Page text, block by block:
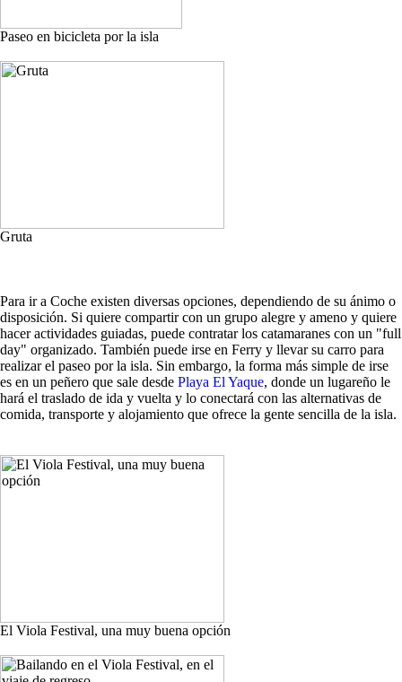
Paseo en bicicleta por la isla
Gruta
Para ir a Coche existen diversas opciones, dependiendo de su ánimo o
disposición. Si quiere compartir con un grupo alegre y ameno y quiere
hacer actividades guiadas, puede contratar los catamaranes con un "full
day" organizado. También puede irse en Ferry y llevar su carro para
realizar el paseo por la isla. Sin embargo, la forma más simple de irse
es en un peñero que sale desde Playa El Yaque, donde un lugareño le
hará el traslado de ida y vuelta y lo conectará con las alternativas de
comida, transporte y alojamiento que ofrece la gente sencilla de la isla.
El Viola Festival, una muy buena opción